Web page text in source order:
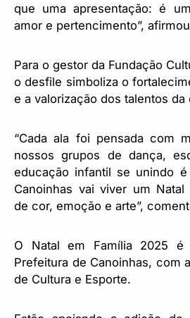
que uma apresentação: é
amor e pertencimento”,
Para o gestor da Fundação
o desfile simboliza o
e a valorização dos talentos da
“Cada ala foi pensada com
nossos grupos de dança,
educação infantil se unindo
Canoinhas vai viver um
de cor, emoção e arte”,
O Natal em Família 2025 é
Prefeitura de Canoinhas, com
de Cultura e Esporte.